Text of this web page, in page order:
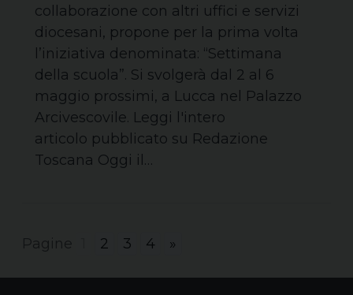
collaborazione con altri uffici e servizi
diocesani, propone per la prima volta
l’iniziativa denominata: “Settimana
della scuola”. Si svolgerà dal 2 al 6
maggio prossimi, a Lucca nel Palazzo
Arcivescovile. Leggi l'intero
articolo pubblicato su Redazione
Toscana Oggi il…
Pagine 2 3 4 »